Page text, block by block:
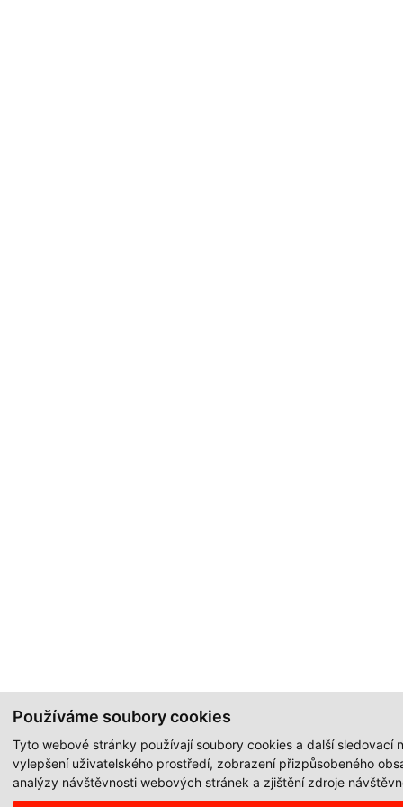
Používáme soubory cookies
Tyto webové stránky používají soubory cookies a další sledovací
vylepšení uživatelského prostředí, zobrazení přizpůsobeného
analýzy návštěvnosti webových stránek a zjištění zdroje